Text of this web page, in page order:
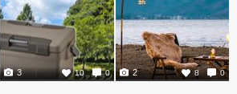
10 0
3 8 0
2